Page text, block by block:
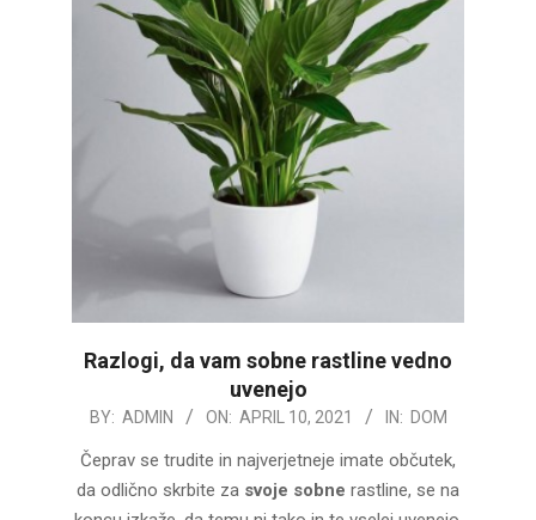
Razlogi, da vam sobne rastline vedno
uvenejo
2021-
04-
BY: ADMIN ON: APRIL 10, 2021 IN: DOM
Čeprav se trudite in najverjetneje imate občutek,
da odlično skrbite za svoje sobne rastline, se na